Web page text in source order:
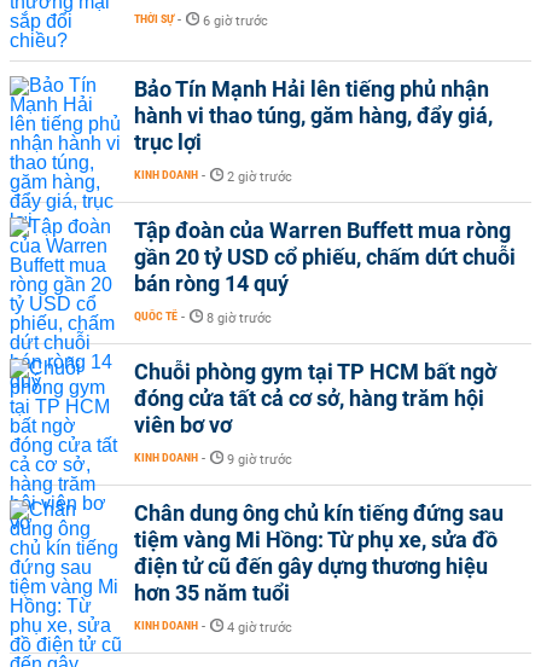
THỜI SỰ - 6 giờ trước
Bảo Tín Mạnh Hải lên tiếng phủ nhận
hành vi thao túng, găm hàng, đẩy giá,
trục lợi
KINH DOANH - 2 giờ trước
Tập đoàn của Warren Buffett mua ròng
gần 20 tỷ USD cổ phiếu, chấm dứt chuỗi
bán ròng 14 quý
QUỐC TẾ - 8 giờ trước
Chuỗi phòng gym tại TP HCM bất ngờ
đóng cửa tất cả cơ sở, hàng trăm hội
viên bơ vơ
KINH DOANH - 9 giờ trước
Chân dung ông chủ kín tiếng đứng sau
tiệm vàng Mi Hồng: Từ phụ xe, sửa đồ
điện tử cũ đến gây dựng thương hiệu
hơn 35 năm tuổi
KINH DOANH - 4 giờ trước